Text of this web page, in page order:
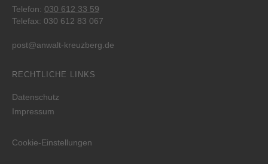
Telefon: 030 612 33 59
Telefax: 030 612 83 067
post@anwalt-kreuzberg.de
RECHTLICHE LINKS
Datenschutz
Impressum
Cookie-Einstellungen